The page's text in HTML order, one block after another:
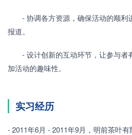
- 协调各方资源，确保活动的顺利
报道。
- 设计创新的互动环节，让参与者
加活动的趣味性。
实习经历
- 2011年6月 - 2011年9月，明前茶叶